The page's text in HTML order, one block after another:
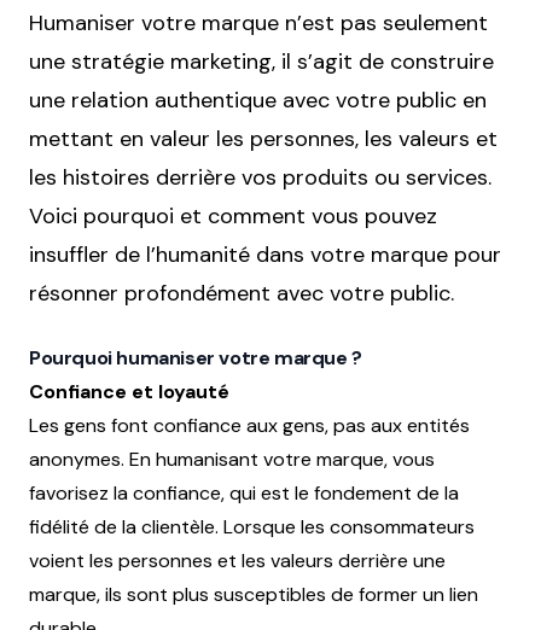
Humaniser votre marque n’est pas seulement
une stratégie marketing, il s’agit de construire
une relation authentique avec votre public en
mettant en valeur les personnes, les valeurs et
les histoires derrière vos produits ou services.
Voici pourquoi et comment vous pouvez
insuffler de l’humanité dans votre marque pour
résonner profondément avec votre public.
Pourquoi humaniser votre marque ?
Confiance et loyauté
Les gens font confiance aux gens, pas aux entités
anonymes. En humanisant votre marque, vous
favorisez la confiance, qui est le fondement de la
fidélité de la clientèle. Lorsque les consommateurs
voient les personnes et les valeurs derrière une
marque, ils sont plus susceptibles de former un lien